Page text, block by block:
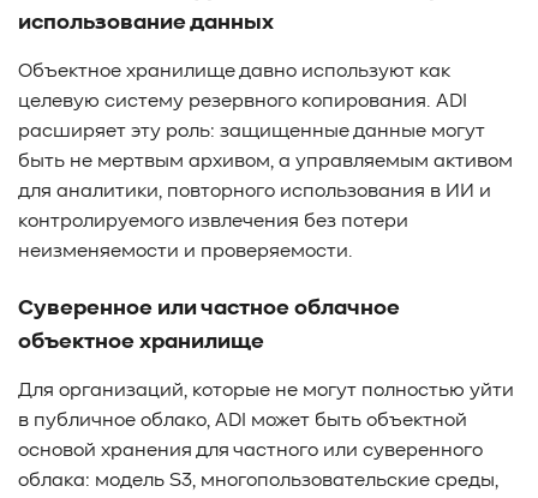
использование данных
Объектное хранилище давно используют как
целевую систему резервного копирования. ADI
расширяет эту роль: защищенные данные могут
быть не мертвым архивом, а управляемым активом
для аналитики, повторного использования в ИИ и
контролируемого извлечения без потери
неизменяемости и проверяемости.
Суверенное или частное облачное
объектное хранилище
Для организаций, которые не могут полностью уйти
в публичное облако, ADI может быть объектной
основой хранения для частного или суверенного
облака: модель S3, многопользовательские среды,